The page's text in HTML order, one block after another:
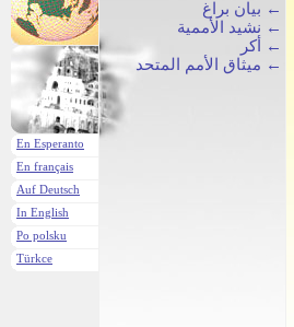
← بيان براغ
← نشيد الأممية
←
أكر
← ميثاق الأمم المتحد
En Esperanto
En français
Auf Deutsch
In English
Po polsku
Türkce